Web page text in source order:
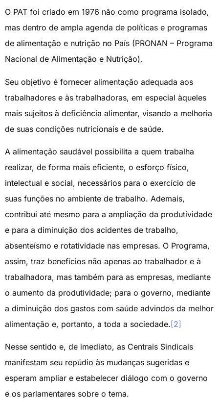
O PAT foi criado em 1976 não como programa isolado,
mas dentro de ampla agenda de políticas e programas
de alimentação e nutrição no País (PRONAN – Programa
Nacional de Alimentação e Nutrição).
Seu objetivo é fornecer alimentação adequada aos
trabalhadores e às trabalhadoras, em especial àqueles
mais sujeitos à deficiência alimentar, visando a melhoria
de suas condições nutricionais e de saúde.
A alimentação saudável possibilita a quem trabalha
realizar, de forma mais eficiente, o esforço físico,
intelectual e social, necessários para o exercício de
suas funções no ambiente de trabalho. Ademais,
contribui até mesmo para a ampliação da produtividade
e para a diminuição dos acidentes de trabalho,
absenteísmo e rotatividade nas empresas. O Programa,
assim, traz benefícios não apenas ao trabalhador e à
trabalhadora, mas também para as empresas, mediante
o aumento da produtividade; para o governo, mediante
a diminuição dos gastos com saúde advindos da melhor
alimentação e, portanto, a toda a sociedade. [2]
Nesse sentido e, de imediato, as Centrais Sindicais
manifestam seu repúdio às mudanças sugeridas e
esperam ampliar e estabelecer diálogo com o governo
e os parlamentares sobre o tema.